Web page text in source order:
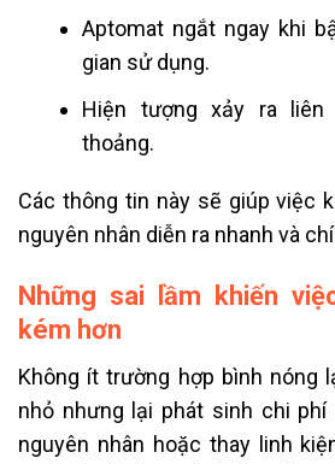
Aptomat ngắt ngay khi
gian sử dụng.
Hiện tượng xảy ra
thoảng.
Các thông tin này sẽ giúp việc
nguyên nhân diễn ra nhanh và
Những sai lầm khiến
kém hơn
Không ít trường hợp bình nóng
nhỏ nhưng lại phát sinh chi
nguyên nhân hoặc thay linh